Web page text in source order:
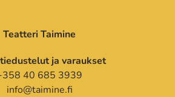
Teatteri Taimine
ja varaukset
40 685 3939
info@taimine.fi